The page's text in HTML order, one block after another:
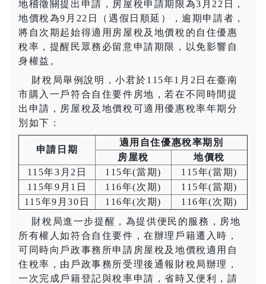
地稽徵關提出申請，房屋稅申請期限為3 月 22 日，
地價稅為9 月 22 日（遇假日順延），逾期申請者，
將自次期起始得適用房屋稅及地價稅的自住優惠
稅率，提醒民眾務必留意申請期限，以免影響自
身權益。
財稅局舉例說明，小君於115年1月2日在臺南
市購入一戶符合自住要件房地，若在不同時間提
出申請，房屋稅及地價稅可適用優惠稅率年期分
別如下：
申請日期
適用自住優惠稅率期別
房屋稅
地價稅
115年3 月 2 日 115年(當期) 115年(當期)
115年9 月 1 日 116年(次期) 115年(當期)
115年9 月30 日 116年(次期) 116年(次期)
財稅局進一步提醒，為提供便民的服務，房地
所有權人如符合自住要件，在辦理戶籍遷入時，
可同時向戶政事務所申請房屋稅及地價稅適用自
住稅率，由戶政事務所受理後通報財稅局辦理，
一次完成戶籍登記與稅率申請，省時又便利，請